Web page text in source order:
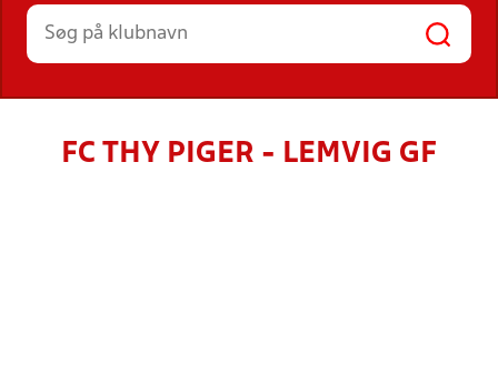
HOLD
FC THY PIGER - LEMVIG GF